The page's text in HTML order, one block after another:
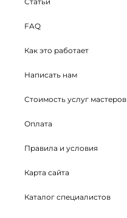
FAQ
Как это работает
Написать нам
Стоимость услуг мастеров
Оплата
Правила и условия
Карта сайта
Каталог специалистов